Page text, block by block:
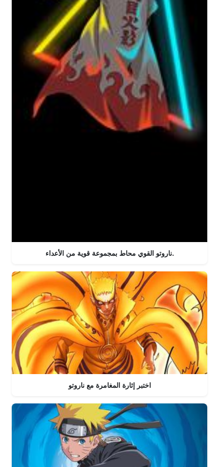
ناروتو القوي محاط بمجموعة قوية من الأعداء.
اختبر إثارة المغامرة مع ناروتو